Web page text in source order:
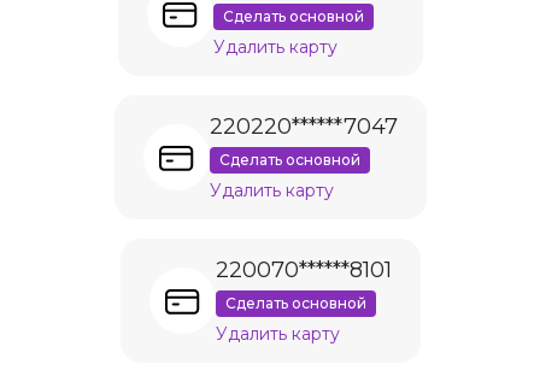
Сделать основной
Удалить карту
220220******7047
Сделать основной
Удалить карту
220070******8101
Сделать основной
Удалить карту